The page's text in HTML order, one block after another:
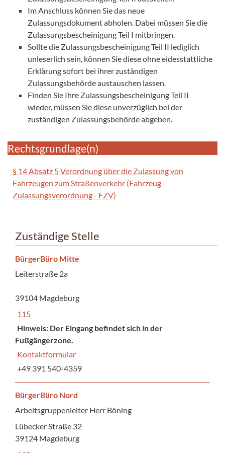
Im Anschluss können Sie das neue
Zulassungsdokument abholen. Dabei müssen Sie die
Zulassungsbescheinigung Teil I mitbringen.
Sollte die Zulassungsbescheinigung Teil II lediglich
unleserlich sein, können Sie diese ohne eidesstattliche
Erklärung sofort bei ihrer zuständigen
Zulassungsbehörde austauschen lassen.
Finden Sie Ihre Zulassungsbescheinigung Teil II
wieder, müssen Sie diese unverzüglich bei der
zuständigen Zulassungsbehörde abgeben.
Rechtsgrundlage(n)
§ 14 Absatz 5 Verordnung über die Zulassung von
Fahrzeugen zum Straßenverkehr (Fahrzeug-
Zulassungsverordnung - FZV)
Zuständige Stelle
BürgerBüro Mitte
Leiterstraße 2a
39104 Magdeburg
115
Hinweis: Der Eingang befindet sich in der
Fußgängerzone.
Kontaktformular
+49 391 540-4359
BürgerBüro Nord
Arbeitsgruppenleiter Herr Böning
Lübecker Straße 32
39124 Magdeburg